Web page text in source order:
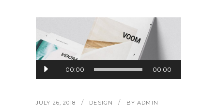
Audio
Player
00:00 00:00
JULY 26, 2018 DESIGN BYADMIN